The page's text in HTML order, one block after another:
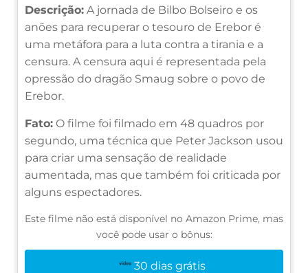
Descrição: A jornada de Bilbo Bolseiro e os
anões para recuperar o tesouro de Erebor é
uma metáfora para a luta contra a tirania e a
censura. A censura aqui é representada pela
opressão do dragão Smaug sobre o povo de
Erebor.
Fato: O filme foi filmado em 48 quadros por
segundo, uma técnica que Peter Jackson usou
para criar uma sensação de realidade
aumentada, mas que também foi criticada por
alguns espectadores.
Este filme não está disponível no Amazon Prime, mas
você pode usar o bônus:
30 dias grátis